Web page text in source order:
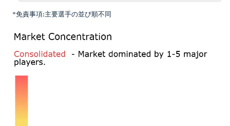
*免責事項:主要選手の並び順不同